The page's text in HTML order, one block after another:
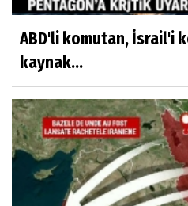
ABD'li komutan, İsrail'i
kaynak...